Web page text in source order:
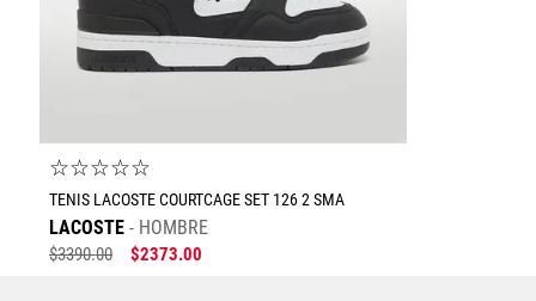
☆☆☆☆☆
TENIS LACOSTE COURTCAGE SET 126 2 SMA
LACOSTE HOMBRE
$3390.00 $2373.00